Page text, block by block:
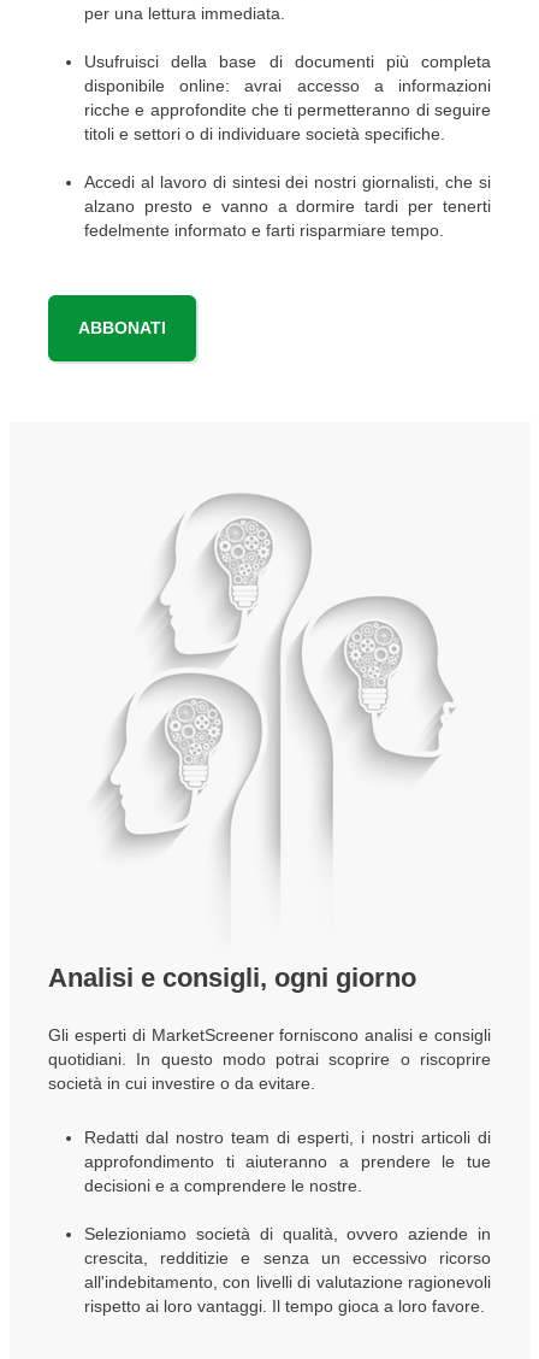
per una lettura immediata.
Usufruisci della base di documenti più completa
disponibile online: avrai accesso a informazioni
ricche e approfondite che ti permetteranno di seguire
titoli e settori o di individuare società specifiche.
Accedi al lavoro di sintesi dei nostri giornalisti, che si
alzano presto e vanno a dormire tardi per tenerti
fedelmente informato e farti risparmiare tempo.
ABBONATI
Analisi e consigli, ogni giorno
Gli esperti di MarketScreener forniscono analisi e consigli
quotidiani. In questo modo potrai scoprire o riscoprire
società in cui investire o da evitare.
Redatti dal nostro team di esperti, i nostri articoli di
approfondimento ti aiuteranno a prendere le tue
decisioni e a comprendere le nostre.
Selezioniamo società di qualità, ovvero aziende in
crescita, redditizie e senza un eccessivo ricorso
all'indebitamento, con livelli di valutazione ragionevoli
rispetto ai loro vantaggi. Il tempo gioca a loro favore.